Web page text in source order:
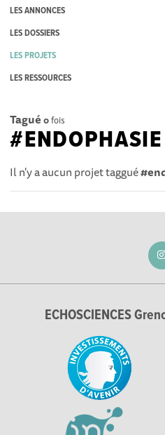
LES ANNONCES
LES DOSSIERS
LES PROJETS
LES RESSOURCES
Tagué 0fois
#ENDOPHASIE
Il n'y a aucun projet taggué
ECHOSCIENCES